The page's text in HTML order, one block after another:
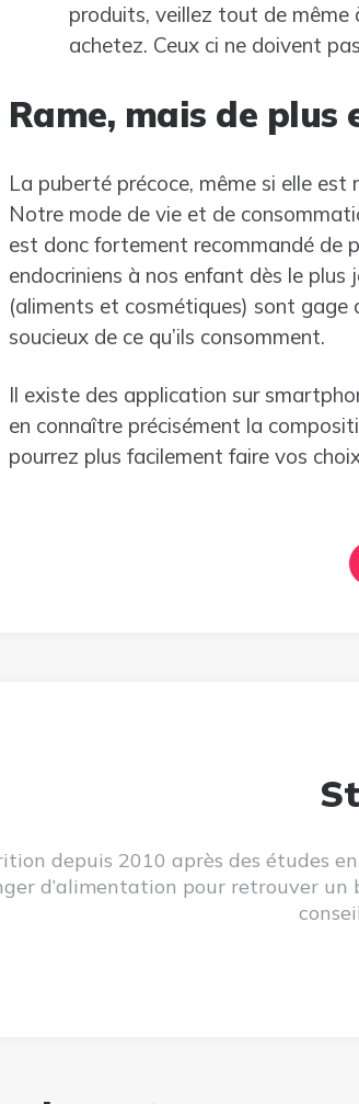
produits, veillez tout de
achetez. Ceux ci ne doivent
Rame, mais de
La puberté précoce, même si elle
Notre mode de vie et de
est donc fortement recommandé de
endocriniens à nos enfant dès le plus
(aliments et cosmétiques) sont
soucieux de ce qu’ils consomment.
Il existe des application sur
en connaître précisément la
pourrez plus facilement faire vos
depuis 2010 après des études
d’alimentation pour retrouver